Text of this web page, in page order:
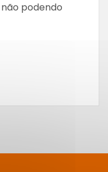
podendo